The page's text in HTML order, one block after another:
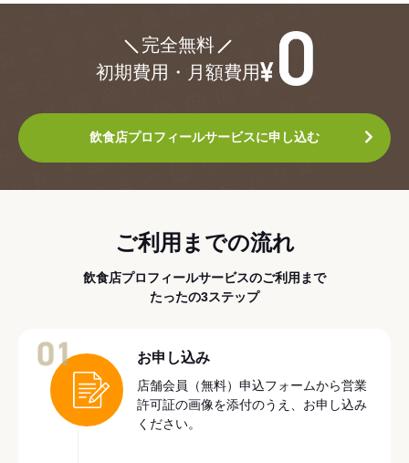
完全無料
初期費用・月額費用
飲食店プロフィールサービスに申し込む
ご利用までの流れ
飲食店プロフィールサービスのご利用まで
たったの3ステップ
お申し込み
店舗会員（無料）申込フォームから営業
許可証の画像を添付のうえ、お申し込み
ください。